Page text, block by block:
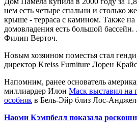
нем есть четыре спальни и столько
крыше - терраса с камином. Также на
домовладения есть большой
Филип Верточ.
Новым хозяином поместья стал
директор Kreiss Furniture Лорен
Напомним, ранее основатель
миллиардер Илон Маск выставил на
особняк в Бель-Эйр близ Лос-
Наоми Кэмпбелл показала